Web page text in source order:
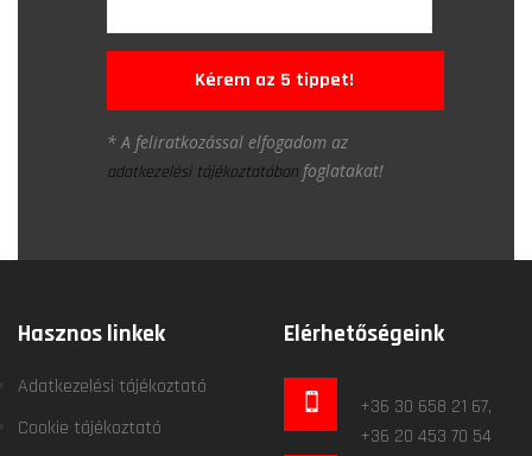
Kérem az 5 tippet!
* A feliratkozással elfogadom az
adatkezelési tájékoztatóbanfoglatakat!
Hasznos linkek
Adatkezelési tájékoztató
Cookie tájékoztató
Elérhetőségeink
+36 30 658 21 67,
+36 20 453 70 54